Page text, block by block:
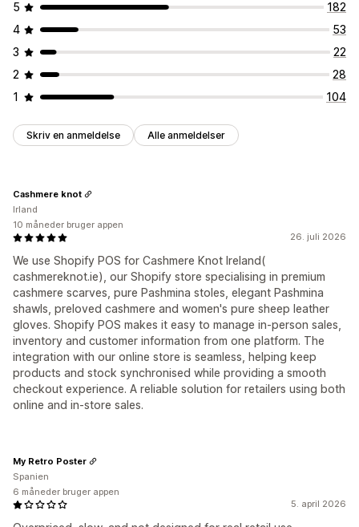
5
182
4
53
3
22
2
28
1
104
Skriv en anmeldelse Alle anmeldelser
26. juli 2026
We use Shopify POS for Cashmere Knot Ireland(
cashmereknot.ie), our Shopify store specialising in premium
cashmere scarves, pure Pashmina stoles, elegant Pashmina
shawls, preloved cashmere and women's pure sheep leather
gloves. Shopify POS makes it easy to manage in-person sales,
inventory and customer information from one platform. The
integration with our online store is seamless, helping keep
products and stock synchronised while providing a smooth
checkout experience. A reliable solution for retailers using both
online and in-store sales.
Cashmere knot
Irland
10 måneder bruger appen
5. april 2026
My Retro Poster
Spanien
6 måneder bruger appen